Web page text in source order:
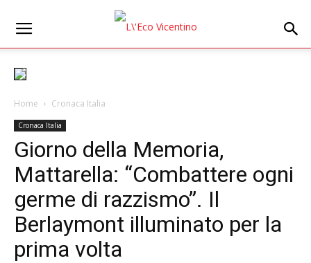
Home Cronaca Italia
Cronaca Italia
Giorno della Memoria,
Mattarella: “Combattere ogni
germe di razzismo”. Il
Berlaymont illuminato per la
prima volta